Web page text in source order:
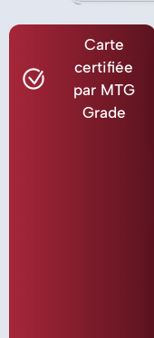
Carte
certifiée
par MTG
Grade